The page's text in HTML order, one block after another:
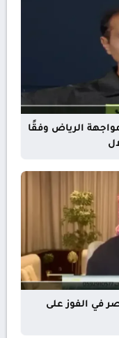
الرياض وفقًا
في الفوز على